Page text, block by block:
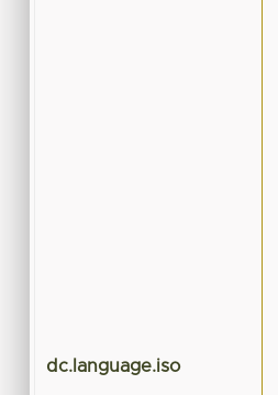
dc.language.iso